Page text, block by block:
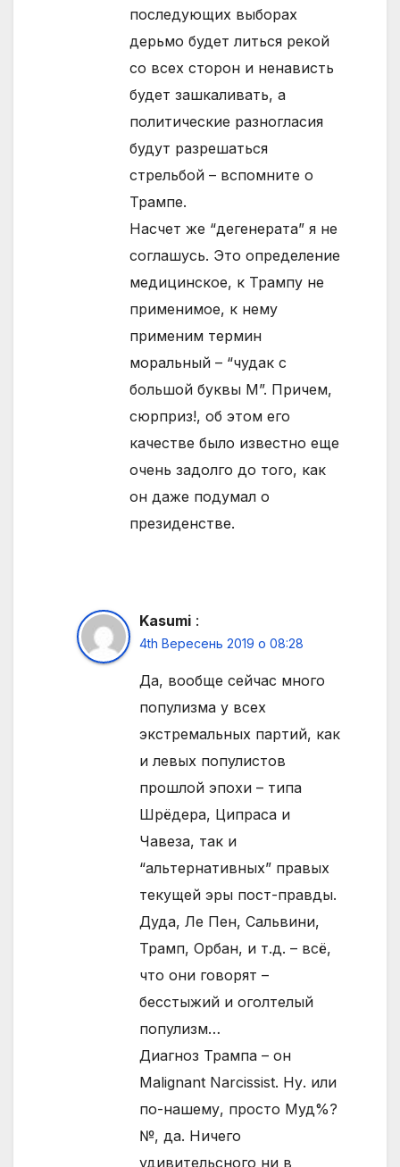
последующих выборах
дерьмо будет литься рекой
со всех сторон и ненависть
будет зашкаливать, а
политические разногласия
будут разрешаться
стрельбой – вспомните о
Трампе.
Насчет же “дегенерата” я не
соглашусь. Это определение
медицинское, к Трампу не
применимое, к нему
применим термин
моральный – “чудак с
большой буквы М”. Причем,
сюрприз!, об этом его
качестве было известно еще
очень задолго до того, как
он даже подумал о
президенстве.
Kasumi :
4th Вересень 2019 о 08:28
Да, вообще сейчас много
популизма у всех
экстремальных партий, как
и левых популистов
прошлой эпохи – типа
Шрёдера, Ципраса и
Чавеза, так и
“альтернативных” правых
текущей эры пост-правды.
Дуда, Ле Пен, Сальвини,
Трамп, Орбан, и т.д. – всё,
что они говорят –
бесстыжий и оголтелый
популизм…
Диагноз Трампа – он
Malignant Narcissist. Ну. или
по-нашему, просто Муд%?
№, да. Ничего
удивительсного ни в